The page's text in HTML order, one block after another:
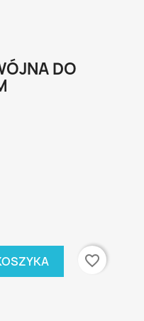
DO
favorite_border